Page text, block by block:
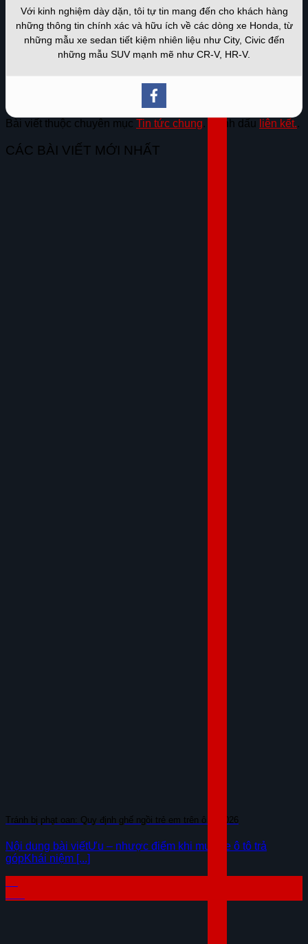
Với kinh nghiệm dày dặn, tôi tự tin mang đến cho khách hàng
những thông tin chính xác và hữu ích về các dòng xe Honda, từ
những mẫu xe sedan tiết kiệm nhiên liệu như City, Civic đến
những mẫu SUV mạnh mẽ như CR-V, HR-V.
Bài viết thuộc chuyên mục Tin tức chung. Đánh dấu liên kết..
CÁC BÀI VIẾT MỚI NHẤT
Tránh bị phạt oan: Quy định ghế ngồi trẻ em trên ô tô 2026
Nội dung bài viếtƯu – nhược điểm khi mua xe ô tô trả
gópKhái niệm [...]